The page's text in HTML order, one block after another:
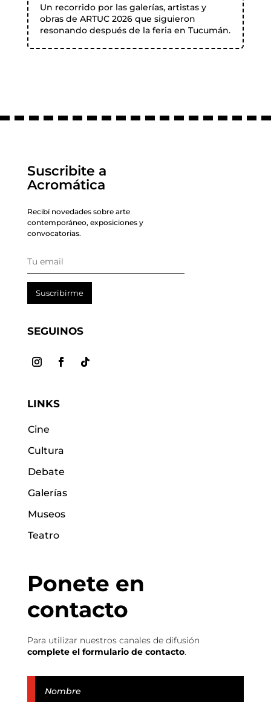
Un recorrido por las galerías, artistas y
obras de ARTUC 2026 que siguieron
resonando después de la feria en Tucumán.
Suscribite a
Acromática
Recibí novedades sobre arte
contemporáneo, exposiciones y
convocatorias.
Suscribirme
SEGUINOS
LINKS
Cine
Cultura
Debate
Galerías
Museos
Teatro
Ponete en
contacto
Para utilizar nuestros canales de difusión
complete el formulario de contacto.